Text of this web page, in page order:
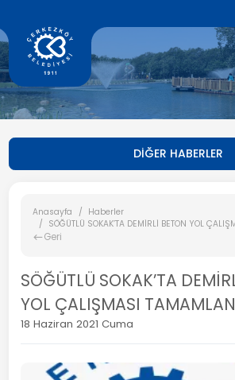
DİĞER HABERLER
Anasayfa
Haberler
SÖĞÜTLÜ SOKAK’TA DEMİRLİ BETON YOL
Geri
SÖĞÜTLÜ SOKAK’TA
YOL ÇALIŞMASI
18 Haziran 2021 Cuma